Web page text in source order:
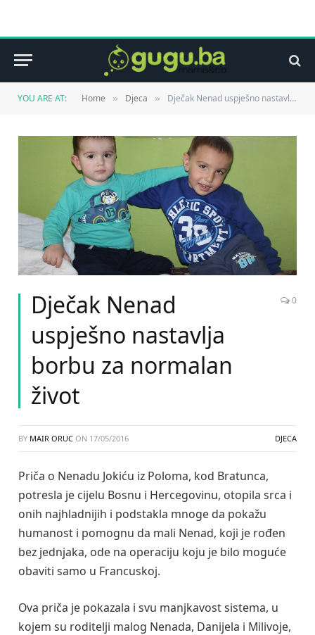
YOU ARE AT: Home » Djeca » Dječak Nenad uspješno nastavlja borbu za normalan život
Dječak Nenad
uspješno nastavlja
borbu za normalan
život
0
BY MAIR ORUC ON 17/05/2016 DJECA
Priča o Nenadu Jokiću iz Poloma, kod Bratunca,
potresla je cijelu Bosnu i Hercegovinu, otopila srca i
onih najhladnijih i podstakla mnoge da pokažu
humanost i pomognu da mali Nenad, koji je rođen
bez jednjaka, ode na operaciju koju je bilo moguće
obaviti samo u Francuskoj.
Ova priča je pokazala i svu manjkavost sistema, u
kojem su roditelji malog Nenada, Danijela i Milivoje,